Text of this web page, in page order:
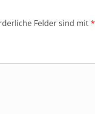
Felder sind mit*